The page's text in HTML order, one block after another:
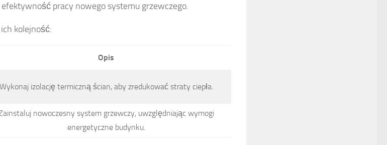
pracy nowego systemu grzewczego.
kolejność:
Opis
Wykonaj izolację termiczną ścian, aby zredukować straty ciepła.
nowoczesny system grzewczy, uwzględniając wymogi
energetyczne budynku.